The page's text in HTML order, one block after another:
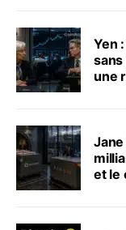
Yen
sans
une
et le